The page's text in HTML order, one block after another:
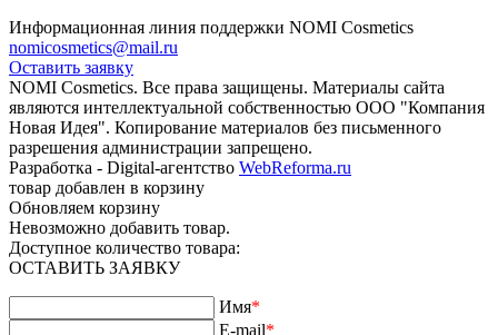
Информационная линия поддержки NOMI Сosmetics
nomicosmetics@mail.ru
Оставить заявку
NOMI Сosmetics. Все права защищены. Материалы сайта
являются интеллектуальной собственностью ООО "Компания
Новая Идея". Копирование материалов без письменного
разрешения администрации запрещено.
Разработка - Digital-агентство WebReforma.ru
товар добавлен в корзину
Обновляем корзину
Невозможно добавить товар.
Доступное количество товара:
ОСТАВИТЬ ЗАЯВКУ
Имя*
E-mail*